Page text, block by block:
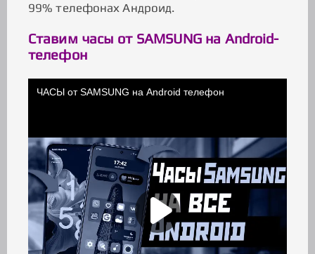
99% телефонах Андроид.
Ставим часы от SAMSUNG на Android-
телефон